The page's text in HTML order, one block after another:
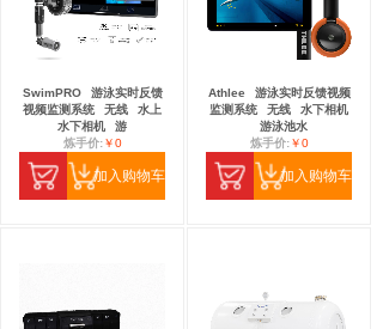
SwimPRO
游泳实时反馈
视频监测系统
无线
水上
水下相机
游
炼手价:￥0
加入购物车
Athlee
游泳实时反馈视频
监测系统
无线
水下相机
游泳池水
炼手价:￥0
加入购物车